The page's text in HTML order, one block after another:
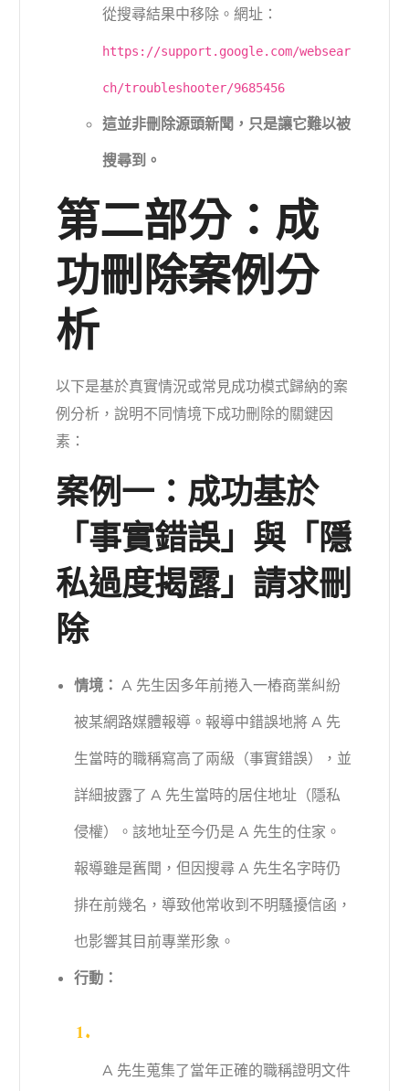
從搜尋結果中移除。網址：
https://support.google.com/websear
ch/troubleshooter/9685456
這並非刪除源頭新聞，只是讓它難以被
搜尋到。
第二部分：成
功刪除案例分
析
以下是基於真實情況或常見成功模式歸納的案
例分析，說明不同情境下成功刪除的關鍵因
素：
案例一：成功基於
「事實錯誤」與「隱
私過度揭露」請求刪
除
情境： A 先生因多年前捲入一樁商業糾紛
被某網路媒體報導。報導中錯誤地將 A 先
生當時的職稱寫高了兩級（事實錯誤），並
詳細披露了 A 先生當時的居住地址（隱私
侵權）。該地址至今仍是 A 先生的住家。
報導雖是舊聞，但因搜尋 A 先生名字時仍
排在前幾名，導致他常收到不明騷擾信函，
也影響其目前專業形象。
行動：
A 先生蒐集了當年正確的職稱證明文件